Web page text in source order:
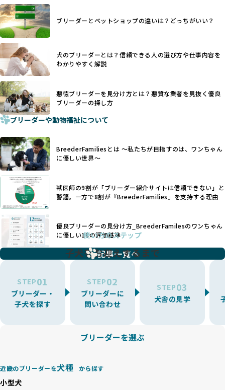
さらに、書類審査のみで掲載が許可されるサイトが多く、実
際の飼育環境やブリーダーの姿勢が見えにくい点も課題で
す。こうしたサイトでは、ブリーダーが記載する情報が主で
あり、実際の現場や日々のケアの状況がわからないため、営
利優先の「悪徳ブリーダー」が含まれるリスクが高まりま
す。
BreederFamiliesでは、ワンちゃんを大切にする「優良ブリ
ーダー」のみを紹介するために、法令を超えた独自の基準を
設け、ブリーダーの理念や飼育環境の厳格なチェックを行っ
ています。
一部の営利優先のブリーディングでは、母犬の出産負担を考
えずに大量繁殖が行われ、親犬が心身ともに疲弊するケース
が見られます。さらに、コストカットのために食事を減らし
たり、栄養のない食事を与える、適切な健康管理が行われな
いなど、ワンちゃんの健康と福祉が犠牲にされることも少な
くありません。
また、健康リスクが予測しづらいミックス犬の繁殖や、愛情
が行き届かない多頭飼育等も問題です。これらのブリーディ
ング手法は、ワンちゃんの福祉を無視し、利益のみを追求す
るブリーダーによるものが多く、消費者にとっても深刻な課
題となっています。
BreederFamiliesでは、こうしたワンちゃんに優しくないブ
リーディングをなくすため、すべてのワンちゃんを家族のよ
うに大切に飼育・繁殖を行っている「優良ブリーダー」のみ
BreederFamiliesでは、アニマルウェルフェアを最優先に考
えた6つの絶対基準と12の総合基準を設定しています。これに
ことを徹底しています。
BreederFamiliesでは、以下の6項目を必須条件とし、これら
基づいた責任あるブリーディングを確保しています。
さらに、健康管理、社会性の育成、遺伝子検査、食事や運動
ヨーロッパ諸国ではこうした処置が禁止されている一方で、
日本ではいまだ行われる場合があります。
優良ブリーダーは動物福祉を優先し、ワンちゃんの自然な姿
を大切にするため断尾・断耳を行いません。
一方、営利優先ブリーダーでは「見た目が良く売れやすい」
ことを理由に断尾や断耳を行うことがあり、中には麻酔なし
で処置するケースも見受けられます。
「耳やしっぽを切らない」詳細はこちら
犬種ごとに異なる健康リスクや育て方のポイントを理解し、
適切に対応するためには、深い知識と豊富な経験が欠かせま
せん。現在、犬種は200種類以上あり、それぞれに特有の健康
たとえば、パグは呼吸器系のトラブルを抱えやすく、ラブラ
ドール・レトリバーには股関節形成不全への注意が必要で
す。このような犬種ごとの違いを熟知し、適切なケアを提供
できるかどうかは、ブリーダーの専門性に大きく関わりま
す。
優良ブリーダーは、少数の犬種（一般的に3種以内）に絞って
繁殖を行い、各犬種の特徴を熟知しています。これにより、
犬種ごとの健康管理や繁殖において質の高いケアを提供する
ことが可能です。
一方、営利優先ブリーダーは流行や需要に応じて扱う犬種を
増やす傾向があり、犬種ごとに異なる健康問題や適切な育成
環境を十分に考慮しない場合があります。こうしたブリーダ
たりストレスを抱えたりするリスクが高まります。
「少数の犬種に集中」の詳細はこちら
すが、無計画な交配には健康リスクが伴います。異なる犬種
の特徴を持つことで予測しにくい健康問題が発生する可能性
が高く、診断や治療も複雑化する場合があります。また、ミ
待する理想と現実が大きく異なることも少なくありません。
健康と性格を次世代に引き継ぐために、ミックス犬の繁殖を
ブリーダーとペットショップの違いは？どっちがいい？
犬のブリーダーとは？信頼できる人の選び方や仕事内容を
わかりやすく解説
悪徳ブリーダーを見分け方とは？悪質な業者を見抜く優良
ブリーダーの探し方
ブリーダーや動物福祉について
BreederFamiliesとは 〜私たちが目指すのは、ワンちゃん
に優しい世界〜
獣医師の9割が「ブリーダー紹介サイトは信頼できない」と
警鐘。一方で8割が『BreederFamilies』を支持する理由
優良ブリーダーの見分け方_BreederFamilesのワンちゃん
に優しい18の評価基準
記事一覧へ
使い方のステップ
子犬をお迎えするまで
STEP01
ブリーダー・
子犬を探す
STEP02
ブリーダーに
問い合わせ
STEP03
犬舎の見学
ブリーダーを選ぶ
近畿のブリーダーを犬種 から探す
小型犬